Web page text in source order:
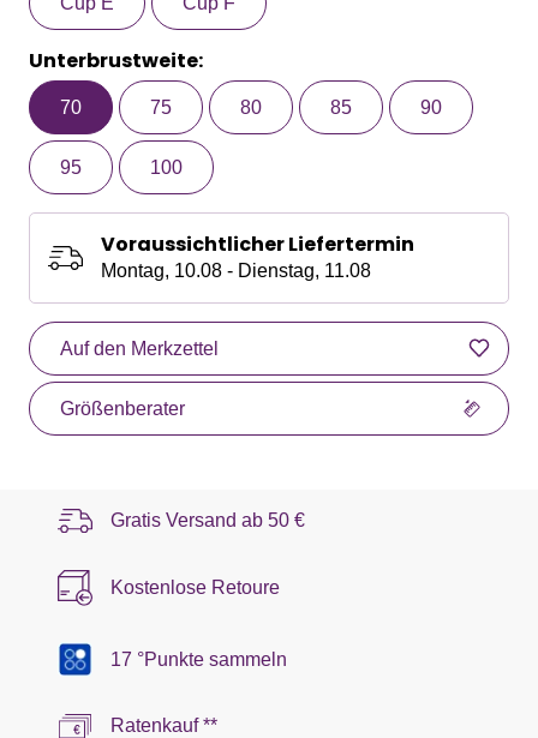
Unterbrustweite:
70 75 80 85 90
95 100
Voraussichtlicher Liefertermin
Montag, 10.08 - Dienstag, 11.08
Auf den Merkzettel
Größenberater
Gratis Versand ab 50 €
Kostenlose Retoure
17 °Punkte sammeln
Ratenkauf **